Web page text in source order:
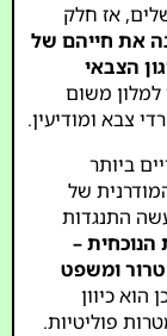
אז חלק
את חייהם של
הצבאי
למלון משום
צבא ומודיעין.
ביותר
של
התנגדות
הנוכחית –
מימון טרור ומשפט
הוא כיוון
פוליטיות.